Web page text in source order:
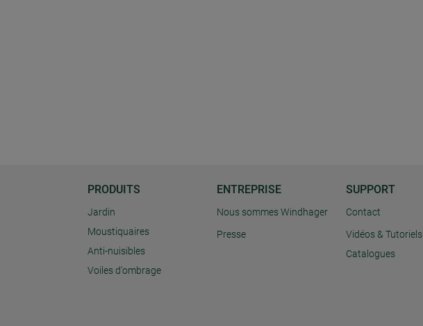
PRODUITS
Jardin
Moustiquaires
Anti-nuisibles
Voiles d'ombrage
ENTREPRISE
Nous sommes Windhager
Presse
SUPPORT
Contact
Vidéos & Tutoriels
Catalogues